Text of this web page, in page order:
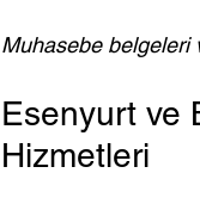
Muhasebe belgeleri
Esenyurt ve
Hizmetleri